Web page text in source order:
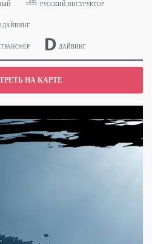
РУССКИЙ ИНСТРУКТОР
ДАЙВИНГ
ДАЙВИНГ
НА КАРТЕ